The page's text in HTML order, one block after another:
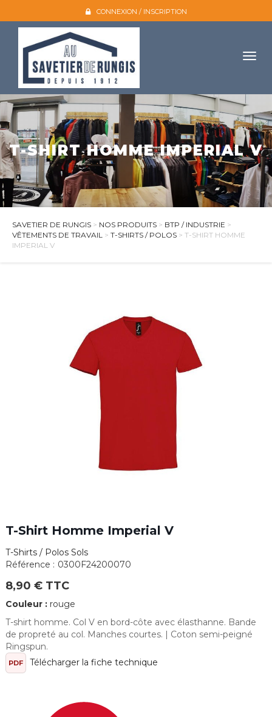
CONNEXION / INSCRIPTION
Accueil
L'entreprise
Nos produits
Galerie photo
Atelier broderie
Catalogues
T-SHIRT HOMME IMPERIAL V
SAVETIER DE RUNGIS > NOS PRODUITS > BTP / INDUSTRIE >
VÊTEMENTS DE TRAVAIL > T-SHIRTS / POLOS > T-SHIRT HOMME
IMPERIAL V
T-Shirt Homme Imperial V
T-Shirts / Polos Sols
Référence : 0300F24200070
8,90 € TTC
Couleur : rouge
T-shirt homme. Col V en bord-côte avec élasthanne. Bande
de propreté au col. Manches courtes. | Coton semi-peigné
Ringspun.
PDF Télécharger la fiche technique